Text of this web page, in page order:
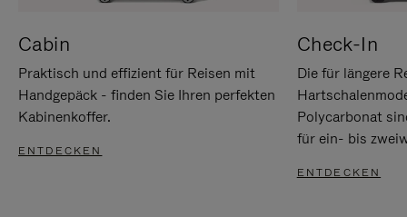
Cabin
Praktisch und effizient für Reisen mit
Handgepäck - finden Sie Ihren perfekten
Kabinenkoffer.
ENTDECKEN
Check-In
Die für längere
Polycarbonat
für ein- bis
ENTDECKEN